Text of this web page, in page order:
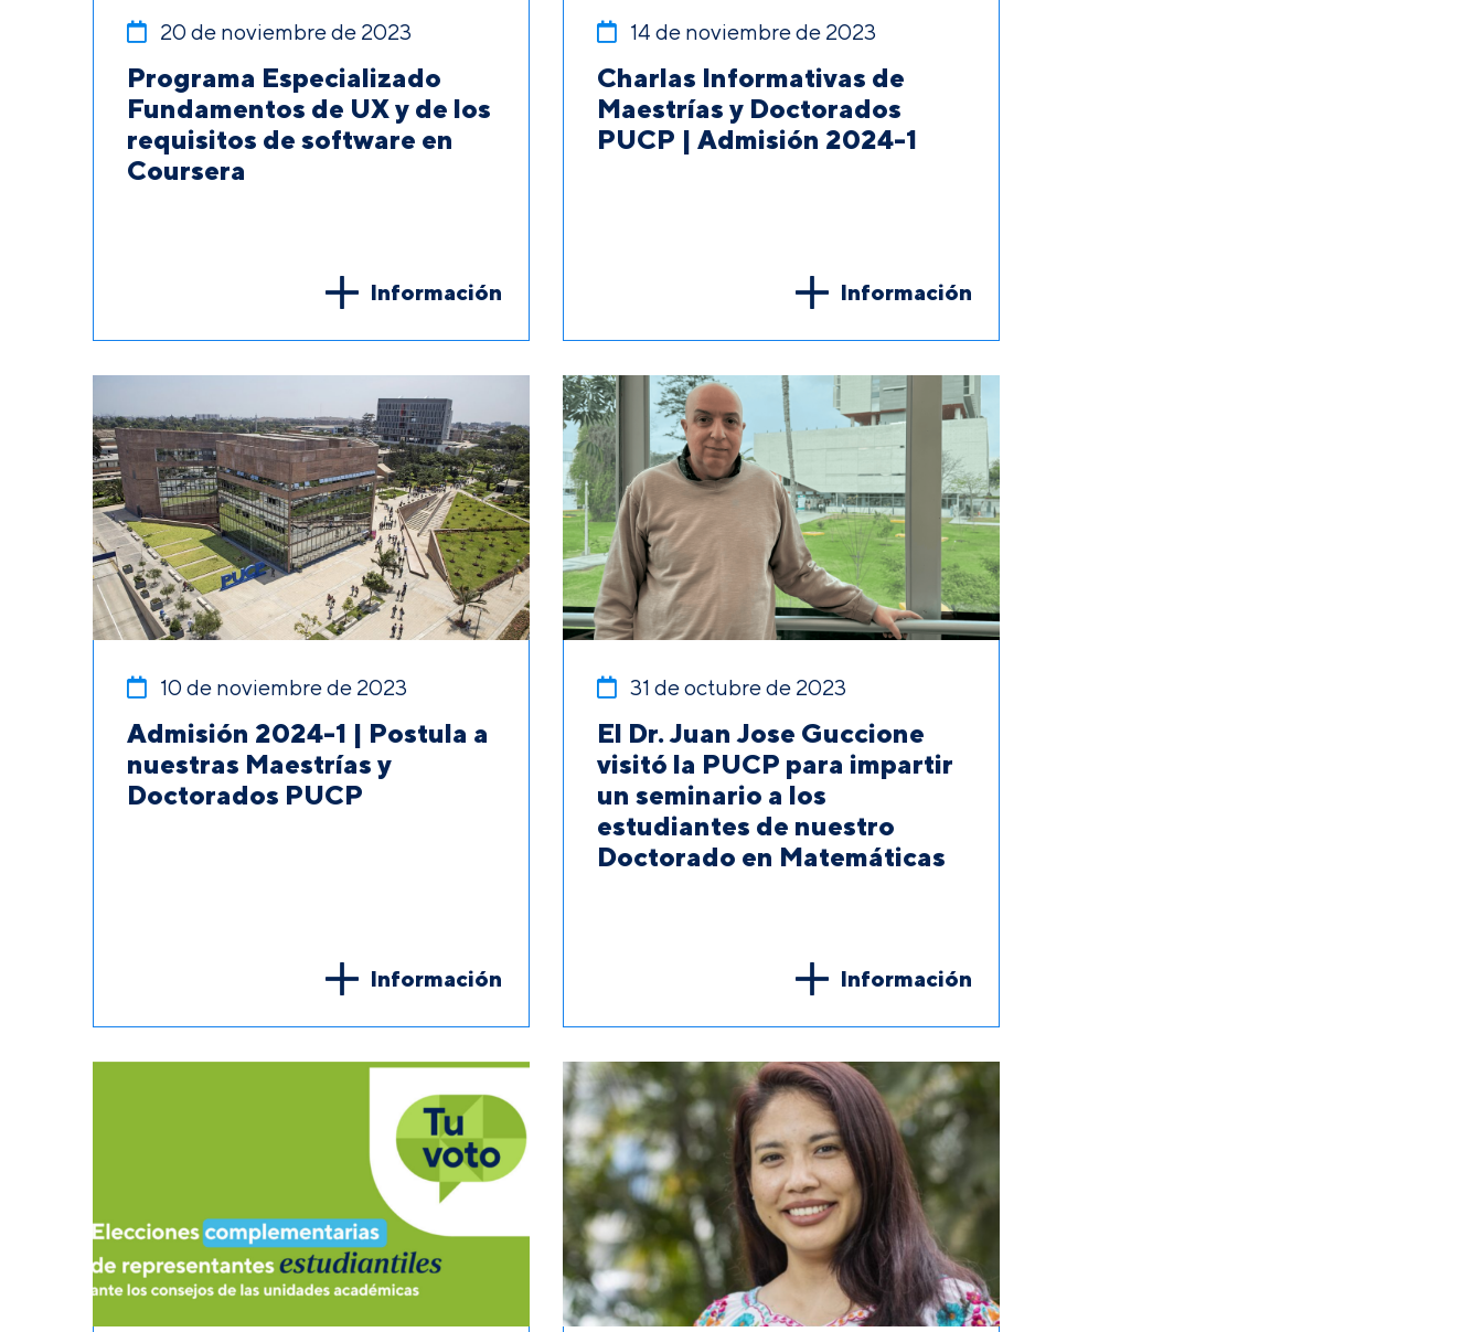
20 de noviembre de 2023
Programa Especializado
Fundamentos de UX y de los
requisitos de software en
Coursera
Información
14 de noviembre de 2023
Charlas Informativas de
Maestrías y Doctorados
PUCP | Admisión 2024-1
Información
10 de noviembre de 2023
Admisión 2024-1 | Postula a
nuestras Maestrías y
Doctorados PUCP
Información
31 de octubre de 2023
El Dr. Juan Jose Guccione
visitó la PUCP para impartir
un seminario a los
estudiantes de nuestro
Doctorado en Matemáticas
Información